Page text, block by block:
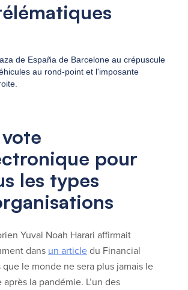
pour
les types
Yuval Noah Harari affirmait
dans un articledu Financial
que le monde ne sera plus jamais le
après la pandémie. L’un des